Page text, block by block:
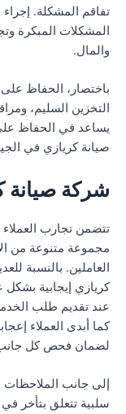
تفاقم المشكلة.
المشكلات المبكرة
والمال.
باختصار، الحفاظ
التخزين السليم،
يساعد في الحفاظ
صيانة كريازي في
شركة صيانة
تتضمن تجارب
مجموعة متنوعة من
العاملين. بالنسبة
كريازي إيجابية
عند تقديم طلب
كما أبدى العملاء
لضمان فحص كل جانب
إلى جانب الملاحظات
سلبية تتعلق بتأخر